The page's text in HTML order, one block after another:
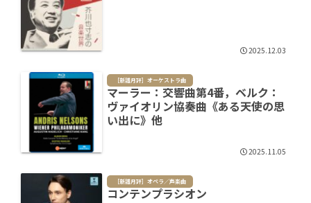
2025.12.03
［新譜月評］オーケストラ曲
マーラー：交響曲第4番，ベルク：
ヴァイオリン協奏曲《ある天使の思
い出に》他
2025.11.05
［新譜月評］オペラ／声楽曲
コンテンプラシオン